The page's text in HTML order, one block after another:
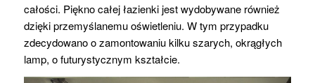
całości. Piękno całej łazienki jest wydobywane również
dzięki przemyślanemu oświetleniu. W tym przypadku
zdecydowano o zamontowaniu kilku szarych, okrągłych
lamp, o futurystycznym kształcie.